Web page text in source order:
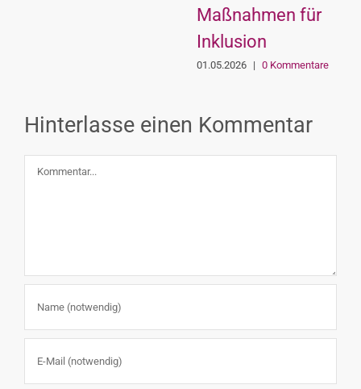
Maßnahmen für
Inklusion
01.05.2026 | 0 Kommentare
Hinterlasse einen Kommentar
Kommentar